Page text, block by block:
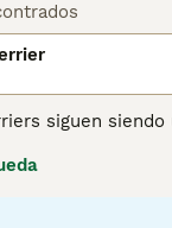
siguen
en la